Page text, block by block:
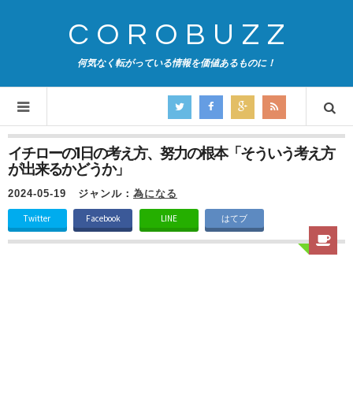
COROBUZZ
何気なく転がっている情報を価値あるものに！
イチローの1日の考え方、努力の根本「そういう考え方
が出来るかどうか」
2024-05-19 ジャンル： 為になる
Twitter Facebook LINE はてブ